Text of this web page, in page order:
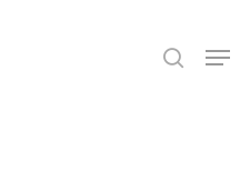
search
Close